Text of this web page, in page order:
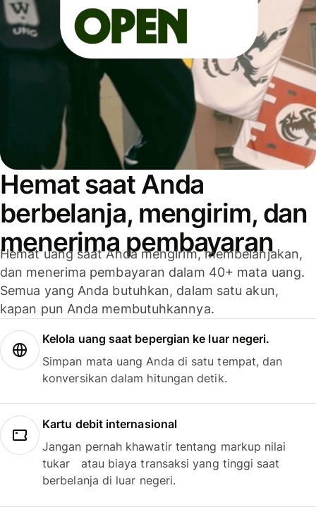
Hemat saat Anda
berbelanja, mengirim, dan
menerima pembayaran
Hemat uang saat Anda mengirim, membelanjakan,
dan menerima pembayaran dalam 40+ mata uang.
Semua yang Anda butuhkan, dalam satu akun,
kapan pun Anda membutuhkannya.
Kelola uang saat bepergian ke luar negeri.
Simpan mata uang Anda di satu tempat, dan
konversikan dalam hitungan detik.
Kartu debit internasional
Jangan pernah khawatir tentang markup nilai
tukar atau biaya transaksi yang tinggi saat
berbelanja di luar negeri.